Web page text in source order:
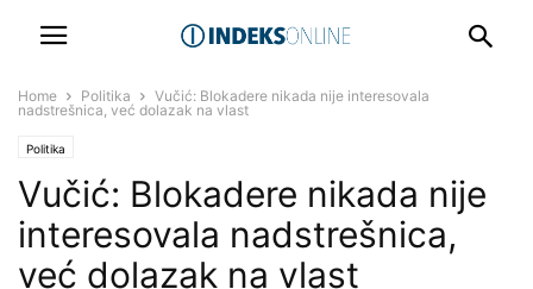
Home Politika
Vučić: Blokadere nikada nije interesovala
nadstrešnica, već dolazak na vlast
Politika
Vučić: Blokadere nikada nije
interesovala nadstrešnica,
već dolazak na vlast